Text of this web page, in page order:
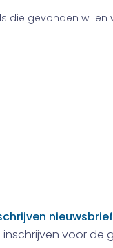
die gevonden willen
nieuwsbrief
inschrijven voor de